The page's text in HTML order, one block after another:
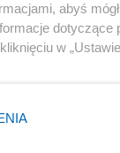
abyś
w